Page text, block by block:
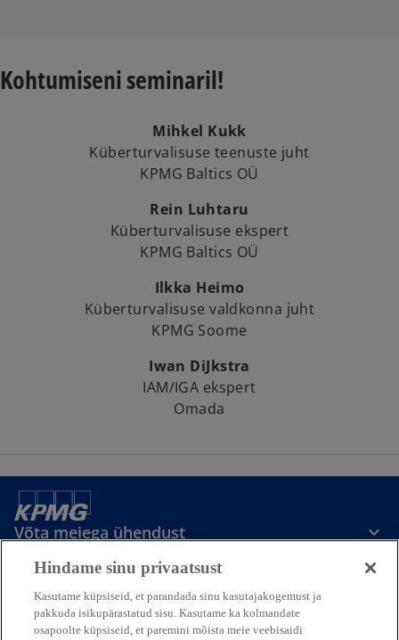
b
Kohtumiseni seminaril!
Mihkel Kukk
Küberturvalisuse teenuste juht
KPMG Baltics OÜ
Rein Luhtaru
Küberturvalisuse ekspert
KPMG Baltics OÜ
Ilkka Heimo
Küberturvalisuse valdkonna juht
KPMG Soome
Iwan DiJkstra
IAM/IGA ekspert
Omada
Võta meiega ühendust
Meedia
Hindame sinu privaatsust
Kasutame küpsiseid, et parandada sinu kasutajakogemust ja
pakkuda isikupärastatud sisu. Kasutame ka kolmandate
osapoolte küpsiseid, et paremini mõista meie veebisaidi